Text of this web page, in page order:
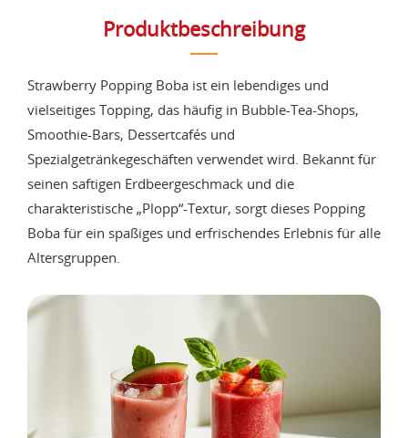
Produktbeschreibung
Strawberry Popping Boba ist ein lebendiges und
vielseitiges Topping, das häufig in Bubble-Tea-Shops,
Smoothie-Bars, Dessertcafés und
Spezialgetränkegeschäften verwendet wird. Bekannt für
seinen saftigen Erdbeergeschmack und die
charakteristische „Plopp“-Textur, sorgt dieses Popping
Boba für ein spaßiges und erfrischendes Erlebnis für alle
Altersgruppen.